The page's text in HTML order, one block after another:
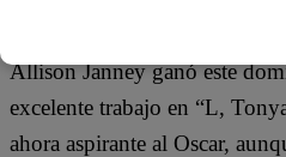
Allison Janney ganó este
excelente trabajo en “L,
ahora aspirante al Oscar,